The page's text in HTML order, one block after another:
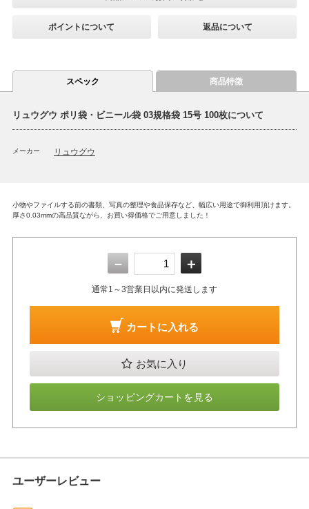
ポイントについて 返品について
スペック 商品特徴
リュウグウ ポリ袋・ビニール袋 03規格袋 15号 100枚について
メーカー リュウグウ
小物やファイルする前の書類、写真の整理や食品保存など、幅広い用途で御利用頂けます。
厚さ0.03mmの高品質ながら、お買い得価格でご用意しました！
－ ＋
通常1～3営業日以内に発送します
カートに入れる
お気に入り
ショッピングカートを見る
ユーザーレビュー